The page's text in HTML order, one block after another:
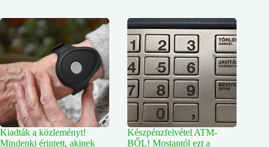
Kiadták a közleményt!
Mindenki érintett, akinek
Készpénzfelvétel ATM-
BŐL! Mostantól ezt a